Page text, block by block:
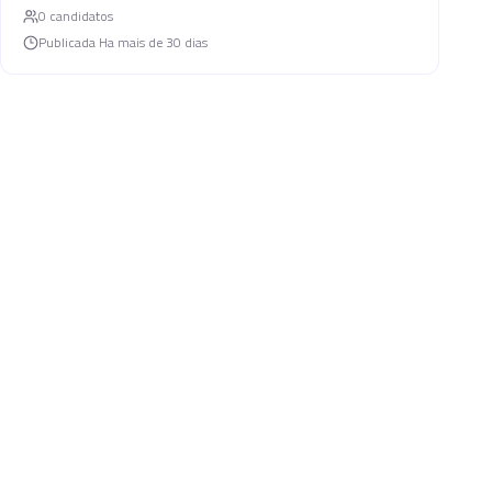
0 candidatos
Publicada Ha mais de 30 dias